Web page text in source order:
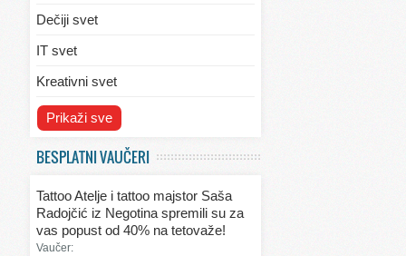
Dečiji svet
IT svet
Kreativni svet
Svet ekologije
Svet kulinarstva
Svet lepote
Prikaži sve
BESPLATNI VAUČERI
Tattoo Atelje i tattoo majstor Saša
Radojčić iz Negotina spremili su za
vas popust od 40% na tetovaže!
Vaučer: